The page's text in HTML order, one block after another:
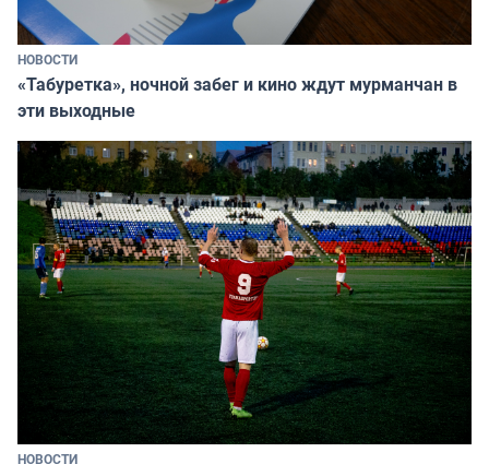
НОВОСТИ
«Табуретка», ночной забег и кино ждут мурманчан в
эти выходные
НОВОСТИ